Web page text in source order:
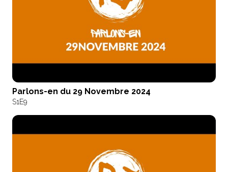
Parlons-en du 29 Novembre 2024
S1E9